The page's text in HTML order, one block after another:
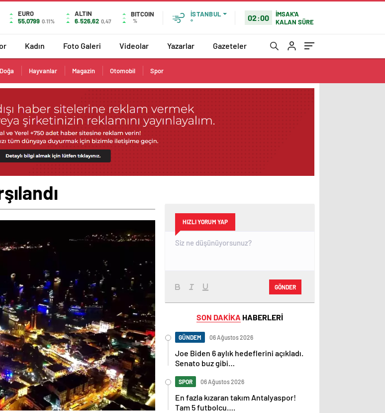
EURO
55,0799 0.11%
ALTIN
6.526,62 0,47
BITCOIN
%
İSTANBUL
°
02:00
İMSAK'A
KALAN SÜRE
Kadın Foto Galeri Videolar Yazarlar Gazeteler
Doğa Hayvanlar Magazin Otomobil Spor
HIZLI YORUM YAP
GÖNDER
SON DAKİKA HABERLERİ
GÜNDEM 06 Ağustos 2026
Joe Biden 6 aylık hedeflerini açıkladı.
Senato buz gibi…
SPOR 06 Ağustos 2026
En fazla kızaran takım Antalyaspor!
Tam 5 futbolcu….